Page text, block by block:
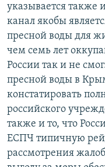
указывается также
канал якобы
пресной воды для
чем семь лет
России так и не
пресной воды в
констатировать
российского
также и то, что
ЕСПЧ типичную
рассмотрения